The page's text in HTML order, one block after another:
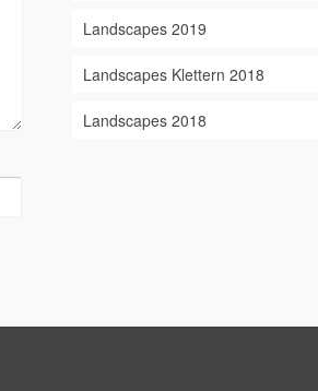
Landscapes 2019
Landscapes Klettern 2018
Landscapes 2018